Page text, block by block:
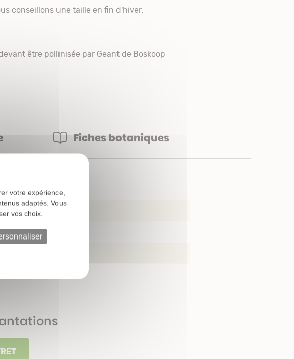
conseillons une taille en fin d'hiver.
être pollinisée par Geant de Boskoop
Fiches botaniques
votre expérience,
adaptés. Vous
vos choix.